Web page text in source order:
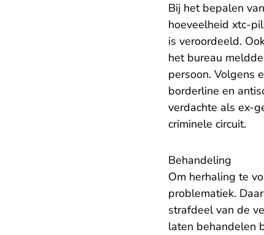
Bij het bepalen
hoeveelheid xtc-
is veroordeeld.
het bureau
persoon. Volgens
borderline en
verdachte als ex-
criminele circuit.
Behandeling
Om herhaling te
problematiek.
strafdeel van de
laten behandelen